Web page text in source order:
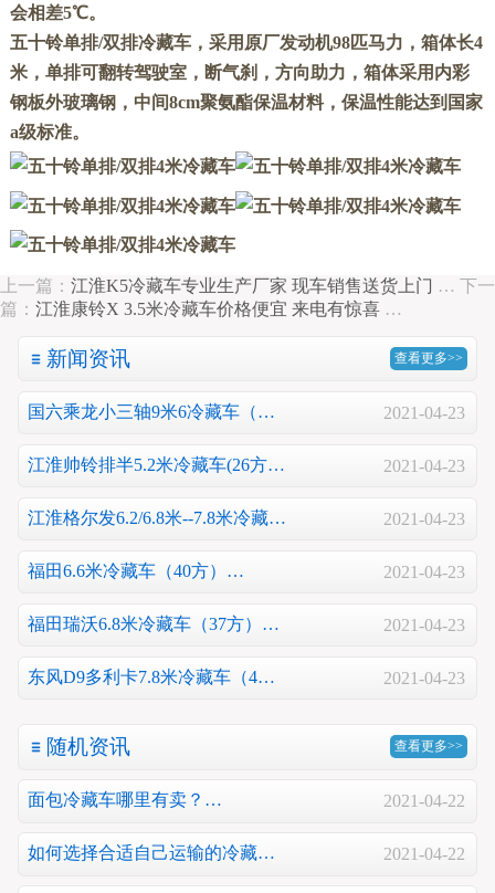
会相差5℃。
五十铃单排/双排冷藏车，采用原厂发动机98匹马力，箱体长4
米，单排可翻转驾驶室，断气刹，方向助力，箱体采用内彩
钢板外玻璃钢 ，中间8cm聚氨酯保温材料，保温性能达到国家
a级标准。
上一篇： 江淮K5冷藏车专业生产厂家 现车销售送货上门 … 下一
篇： 江淮康铃X 3.5米冷藏车价格便宜 来电有惊喜 …
新闻资讯 查看更多>>
国六乘龙小三轴9米6冷藏车（… 2021-04-23
江淮帅铃排半5.2米冷藏车(26方… 2021-04-23
江淮格尔发6.2/6.8米--7.8米冷藏… 2021-04-23
福田6.6米冷藏车（40方）… 2021-04-23
福田瑞沃6.8米冷藏车（37方）… 2021-04-23
东风D9多利卡7.8米冷藏车（4… 2021-04-23
随机资讯 查看更多>>
面包冷藏车哪里有卖？… 2021-04-22
如何选择合适自己运输的冷藏… 2021-04-22